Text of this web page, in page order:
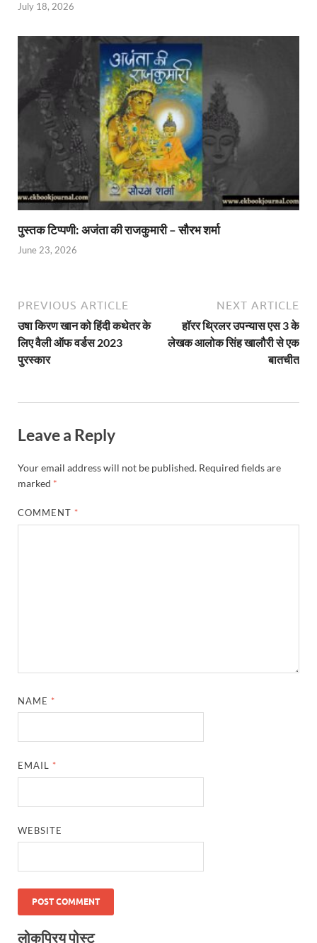
July 18, 2026
पुस्तक टिप्पणी: अजंता की राजकुमारी – सौरभ शर्मा
June 23, 2026
PREVIOUS ARTICLE
उषा किरण खान को हिंदी कथेतर के
लिए वैली ऑफ वर्डस 2023
पुरस्कार
NEXT ARTICLE
हॉरर थ्रिलर उपन्यास एस 3 के
लेखक आलोक सिंह खालौरी से एक
बातचीत
Leave a Reply
Your email address will not be published. Required fields are
marked *
COMMENT *
NAME *
EMAIL *
WEBSITE
लोकप्रिय पोस्ट